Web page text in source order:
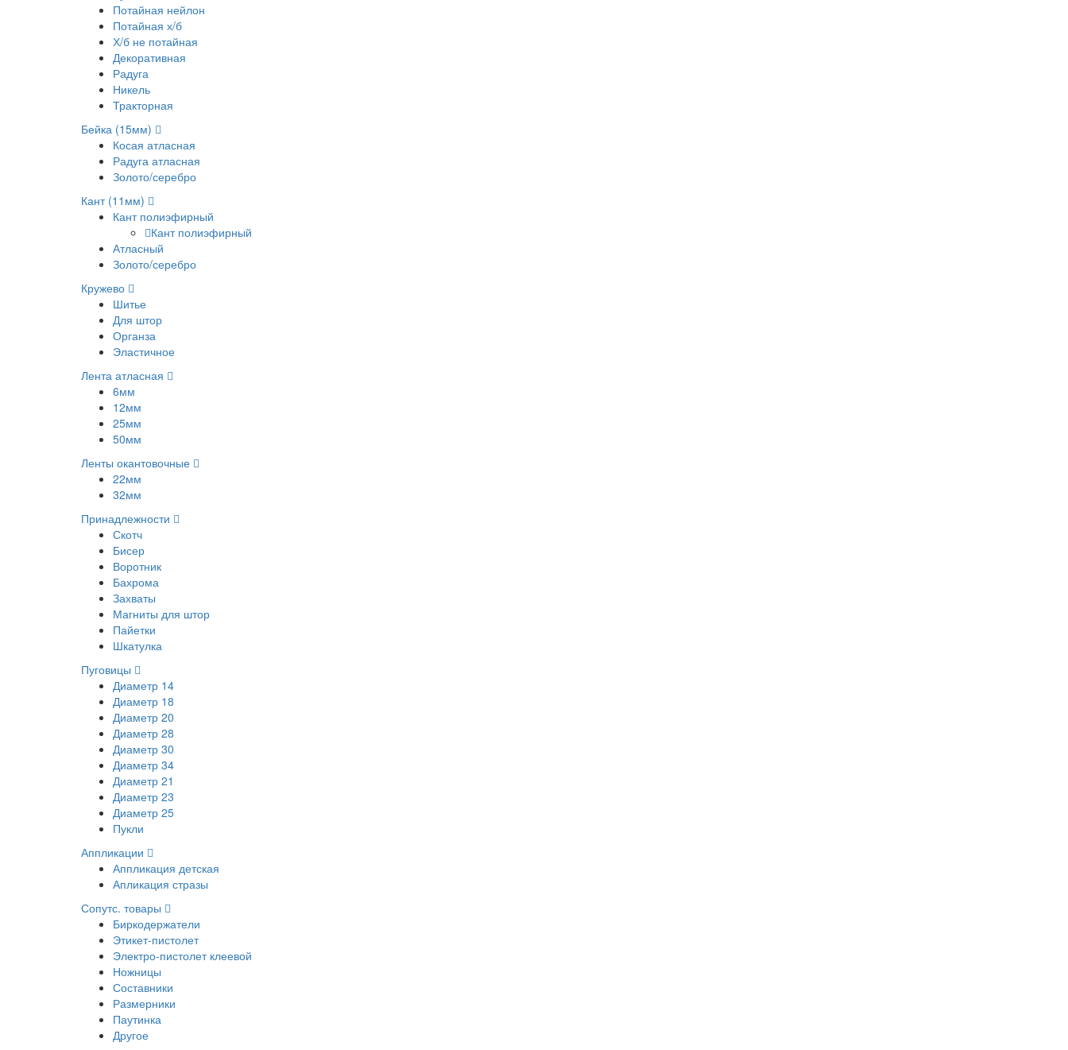
Потайная нейлон
Потайная х/б
Х/б не потайная
Декоративная
Радуга
Никель
Тракторная
Бейка (15мм)
Косая атласная
Радуга атласная
Золото/серебро
Кант (11мм)
Кант полиэфирный
Кант полиэфирный
Атласный
Золото/серебро
Кружево
Шитье
Для штор
Органза
Эластичное
Лента атласная
6мм
12мм
25мм
50мм
Ленты окантовочные
22мм
32мм
Принадлежности
Скотч
Бисер
Воротник
Бахрома
Захваты
Магниты для штор
Пайетки
Шкатулка
Пуговицы
Диаметр 14
Диаметр 18
Диаметр 20
Диаметр 28
Диаметр 30
Диаметр 34
Диаметр 21
Диаметр 23
Диаметр 25
Пукли
Аппликации
Аппликация детская
Апликация стразы
Сопутс. товары
Биркодержатели
Этикет-пистолет
Электро-пистолет клеевой
Ножницы
Составники
Размерники
Паутинка
Другое